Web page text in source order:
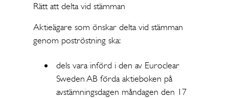
Rätt att delta vid stämman
Aktieägare som önskar delta vid stämman
genom poströstning ska:
dels vara införd i den av Euroclear
Sweden AB förda aktieboken på
avstämningsdagen måndagen den 17